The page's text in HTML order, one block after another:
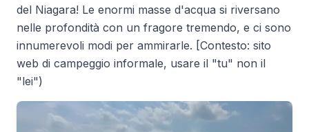
del Niagara! Le enormi masse d'acqua si riversano
nelle profondità con un fragore tremendo, e ci sono
innumerevoli modi per ammirarle. [Contesto: sito
web di campeggio informale, usare il "tu" non il
"lei")